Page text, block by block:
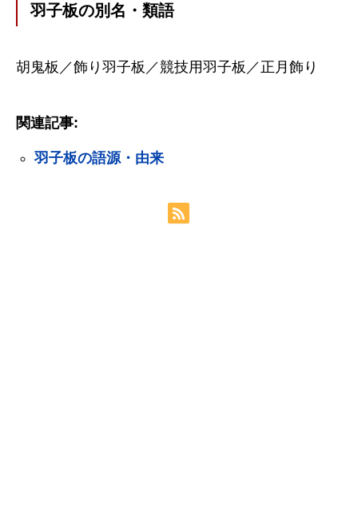
羽子板の別名・類語
胡鬼板／飾り羽子板／競技用羽子板／正月飾り
関連記事:
羽子板の語源・由来